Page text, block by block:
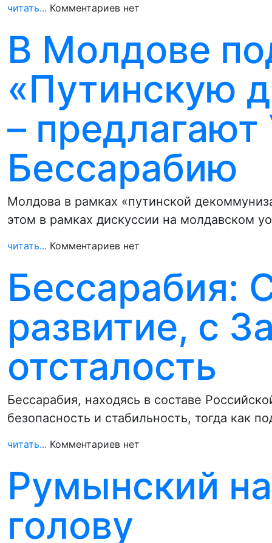
читать... Комментариев нет
В Молдове
«Путинскую
– предлагают
Бессарабию
Молдова в рамках «путинской
этом в рамках дискуссии на молдавском
читать... Комментариев нет
Бессарабия:
развитие, с
отсталость
Бессарабия, находясь в составе
безопасность и стабильность, тогда как
читать... Комментариев нет
Румынский
голову